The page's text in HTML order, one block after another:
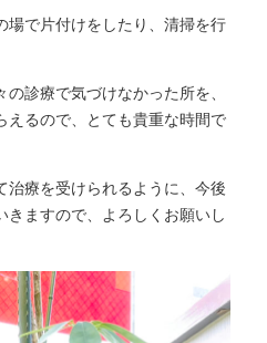
場で片付けをしたり、清掃を行
診療で気づけなかった所を、
えるので、とても貴重な時間で
治療を受けられるように、今後
きますので、よろしくお願いし